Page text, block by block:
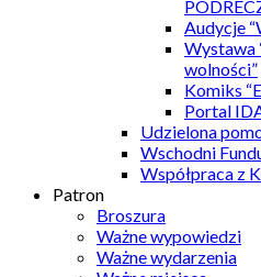
Audycje
Wystawa
wolności”
Komiks
Portal
Udzielona
Wschodni
Współpraca z
Patron
Broszura
Ważne wypowiedzi
Ważne wydarzenia